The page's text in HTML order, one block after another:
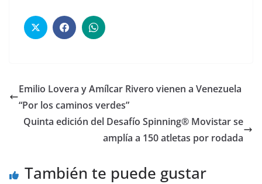
Emilio Lovera y Amílcar Rivero vienen a Venezuela
“Por los caminos verdes”
Quinta edición del Desafío Spinning® Movistar se
amplía a 150 atletas por rodada
También te puede gustar